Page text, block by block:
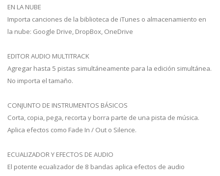
EN LA NUBE
Importa canciones de la biblioteca de iTunes o almacenamiento en
la nube: Google Drive, DropBox, OneDrive
EDITOR AUDIO MULTITRACK
Agregar hasta 5 pistas simultáneamente para la edición simultánea.
No importa el tamaño.
CONJUNTO DE INSTRUMENTOS BÁSICOS
Corta, copia, pega, recorta y borra parte de una pista de música.
Aplica efectos como Fade In / Out o Silence.
ECUALIZADOR Y EFECTOS DE AUDIO
El potente ecualizador de 8 bandas aplica efectos de audio